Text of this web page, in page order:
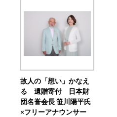
故人の「想い」かなえ
る 遺贈寄付 日本財
団名誉会長 笹川陽平氏
×フリーアナウンサー